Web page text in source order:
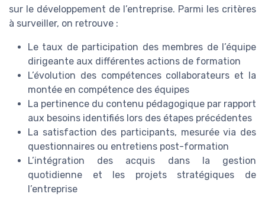
sur le développement de l’entreprise. Parmi les critères
à surveiller, on retrouve :
Le taux de participation des membres de l’équipe
dirigeante aux différentes actions de formation
L’évolution des compétences collaborateurs et la
montée en compétence des équipes
La pertinence du contenu pédagogique par rapport
aux besoins identifiés lors des étapes précédentes
La satisfaction des participants, mesurée via des
questionnaires ou entretiens post-formation
L’intégration des acquis dans la gestion
quotidienne et les projets stratégiques de
l’entreprise